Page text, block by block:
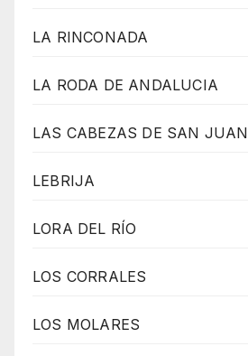
LA RINCONADA
LA RODA DE ANDALUCIA
LAS CABEZAS DE SAN JUAN
LEBRIJA
LORA DEL RÍO
LOS CORRALES
LOS MOLARES